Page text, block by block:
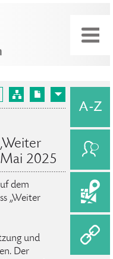
2025
dem
„Weiter
und
Der